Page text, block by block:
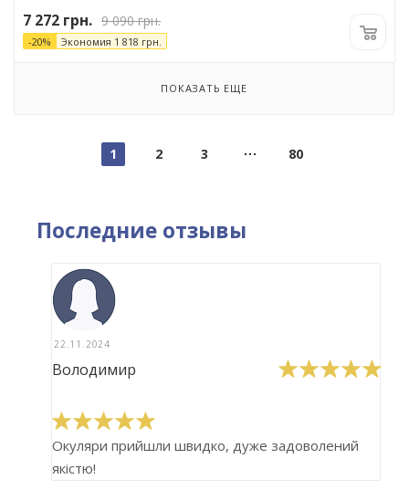
7 272 грн. 9 090грн.
-20% Экономия 1 818 грн.
ПОКАЗАТЬ ЕЩЕ
1 2 3 80
Последние отзывы
22.11.2024
Володимир
Окуляри прийшли швидко, дуже задоволений
якістю!